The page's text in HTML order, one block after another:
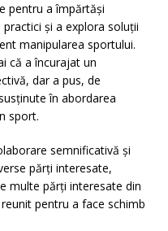
pentru a împărtăși
și a explora soluții
manipularea sportului.
că a încurajat un
dar a pus, de
în abordarea
sport.
semnificativă și
părți interesate,
multe părți interesate din
pentru a face schimb